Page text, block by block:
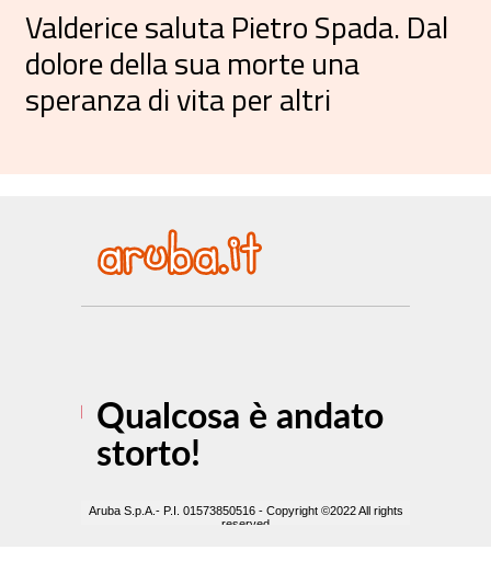
Valderice saluta Pietro Spada. Dal
dolore della sua morte una
speranza di vita per altri